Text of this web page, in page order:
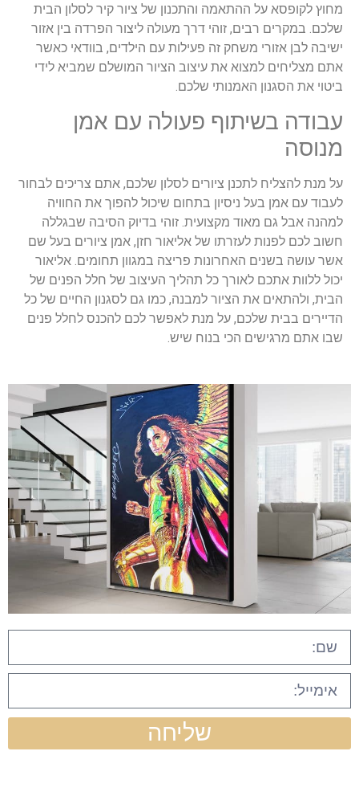
מחוץ לקופסא על ההתאמה והתכנון של ציור קיר לסלון הבית
שלכם. במקרים רבים, זוהי דרך מעולה ליצור הפרדה בין אזור
ישיבה לבן אזורי משחק זה פעילות עם הילדים, בוודאי כאשר
אתם מצליחים למצוא את עיצוב הציור המושלם שמביא ‏לידי
ביטוי את הסגנון האמנותי שלכם.
‏עבודה בשיתוף פעולה עם אמן
מנוסה
‏על מנת להצליח לתכנן ציורים לסלון שלכם, אתם צריכים לבחור
לעבוד עם אמן בעל ניסיון בתחום שיכול להפוך את ‏החוויה
למהנה אבל גם מאוד מקצועית. זוהי בדיוק הסיבה שבגללה
חשוב לכם לפנות לעזרתו של אליאור חזן, אמן ציורים בעל שם
אשר עושה בשנים האחרונות פריצה במגוון תחומים. אליאור
יכול ללוות אתכם לאורך כל תהליך העיצוב של חלל הפנים של
הבית, ‏ולהתאים את ‏הציור למבנה, כמו גם לסגנון החיים של כל
הדיירים בבית שלכם, על מנת לאפשר לכם להכנס לחלל פנים
שבו אתם מרגישים הכי בנוח שיש.
שליחה